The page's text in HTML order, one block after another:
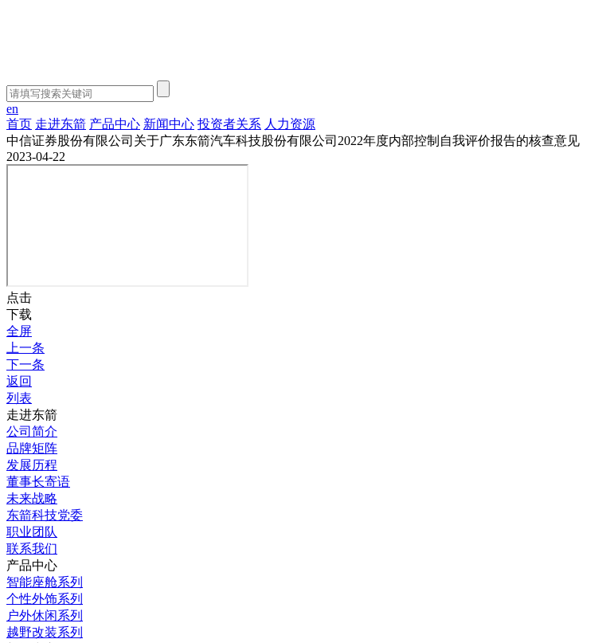
en
首页 走进东箭 产品中心 新闻中心 投资者关系 人力资源
中信证券股份有限公司关于广东东箭汽车科技股份有限公司2022年度内部控制自我评价报告的核查意见
2023-04-22
点击
下载
全屏
上一条
下一条
返回
列表
走进东箭
公司简介
品牌矩阵
发展历程
董事长寄语
未来战略
东箭科技党委
职业团队
联系我们
产品中心
智能座舱系列
个性外饰系列
户外休闲系列
越野改装系列